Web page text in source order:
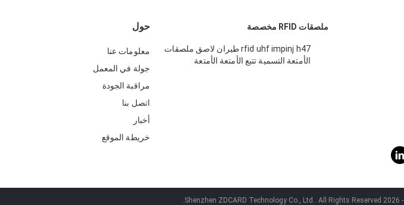
حول
معلومات عنا
جولة في المعمل
مراقبة الجودة
اتصل بنا
أخبار
خريطة الموقع
ملصقات RFID مخصصة
rfid uhf impinj h47 طيران لاصق ملصقات
الأمتعة التسمية تتبع الأمتعة الأمتعة